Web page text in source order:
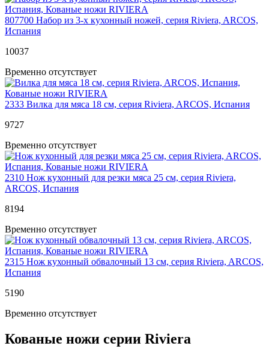
807700 Набор из 3-х кухонный ножей, серия Riviera, ARCOS,
Испания
10037
Временно отсутствует
2333 Вилка для мяса 18 см, серия Riviera, ARCOS, Испания
9727
Временно отсутствует
2310 Нож кухонный для резки мяса 25 см, серия Riviera,
ARCOS, Испания
8194
Временно отсутствует
2315 Нож кухонный обвалочный 13 см, серия Riviera, ARCOS,
Испания
5190
Временно отсутствует
Кованые ножи серии Riviera